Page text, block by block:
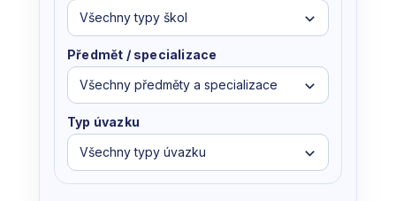
Všechny typy škol
Předmět / specializace
Všechny předměty a specializace
Typ úvazku
Všechny typy úvazku